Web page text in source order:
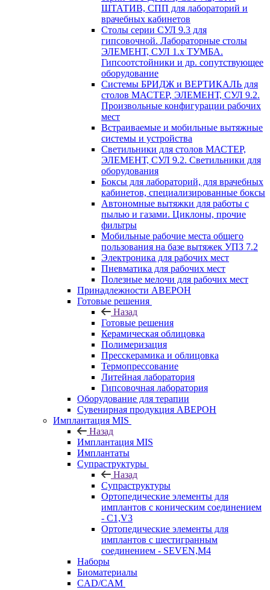
ШТАТИВ, СПП для лабораторий и
врачебных кабинетов
Столы серии СУЛ 9.3 для
гипсовочной. Лабораторные столы
ЭЛЕМЕНТ, СУЛ 1.х ТУМБА.
Гипсоотстойники и др. сопутствующее
оборудование
Системы БРИДЖ и ВЕРТИКАЛЬ для
столов МАСТЕР, ЭЛЕМЕНТ, СУЛ 9.2.
Произвольные конфигурации рабочих
мест
Встраиваемые и мобильные вытяжные
системы и устройства
Светильники для столов МАСТЕР,
ЭЛЕМЕНТ, СУЛ 9.2. Светильники для
оборудования
Боксы для лабораторий, для врачебных
кабинетов, специализированные боксы
Автономные вытяжки для работы с
пылью и газами. Циклоны, прочие
фильтры
Мобильные рабочие места общего
пользования на базе вытяжек УПЗ 7.2
Электроника для рабочих мест
Пневматика для рабочих мест
Полезные мелочи для рабочих мест
Принадлежности АВЕРОН
Готовые решения
Назад
Готовые решения
Керамическая облицовка
Полимеризация
Пресскерамика и облицовка
Термопрессование
Литейная лаборатория
Гипсовочная лаборатория
Оборудование для терапии
Сувенирная продукция АВЕРОН
Имплантация MIS
Назад
Имплантация MIS
Имплантаты
Супраструктуры
Назад
Супраструктуры
Ортопедические элементы для
имплантов с коническим соединением
- C1,V3
Ортопедические элементы для
имплантов с шестигранным
соединением - SEVEN,M4
Наборы
Биоматериалы
CAD/CAM